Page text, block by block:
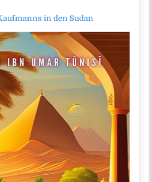
in den Sudan